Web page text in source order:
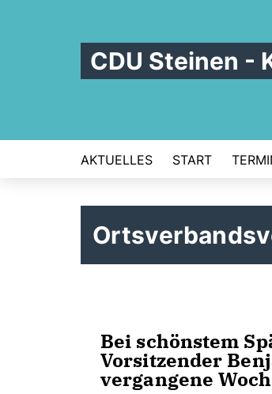
CDU Steinen -
AKTUELLES START
Bei schönstem
Vorsitzender
vergangene